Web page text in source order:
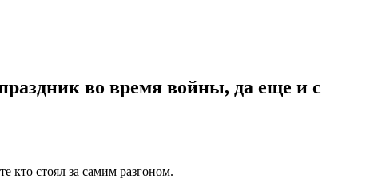
во время войны, да еще и с
стоял за самим разгоном.